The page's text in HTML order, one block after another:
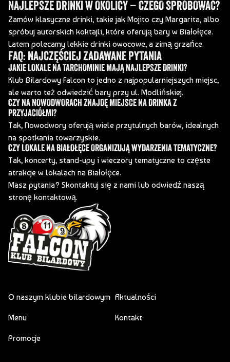
NAJLEPSZE DRINKI W OKOLICY – CZEGO SPRÓBOWAĆ?
Zamów klasyczne drinki, takie jak Mojito czy Margarita, albo
spróbuj autorskich koktajli, które oferują bary w Białołęce.
Latem polecamy lekkie drinki owocowe, a zimą grzańce.
FAQ: NAJCZĘŚCIEJ ZADAWANE PYTANIA
JAKIE LOKALE NA TARCHOMINIE MAJĄ NAJLEPSZE DRINKI?
Klub Bilardowy Falcon to jedno z najpopularniejszych miejsc,
ale warto też odwiedzić bary przy ul. Modlińskiej.
CZY NA NOWODWORACH ZNAJDĘ MIEJSCE NA DRINKA Z
PRZYJACIÓŁMI?
Tak, Nowodwory oferują wiele przytulnych barów, idealnych
na spotkania towarzyskie.
CZY LOKALE NA BIAŁOŁĘCE ORGANIZUJĄ WYDARZENIA TEMATYCZNE?
Tak, koncerty, stand-upy i wieczory tematyczne to częste
atrakcje w lokalach na Białołęce.
Masz pytania? Skontaktuj się z nami lub odwiedź naszą
stronę kontaktową.
O naszym klubie bilardowym
Menu
Promocje
Aktualności
Kontakt